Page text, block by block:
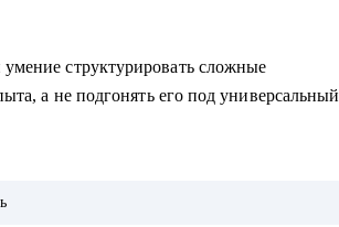
структурировать сложные
а не подгонять его под универсальный
где универсальные решения не